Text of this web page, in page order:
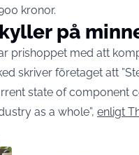
kronor.
på
prishoppet med att
skriver företaget att
state of component
as a whole”, enligt